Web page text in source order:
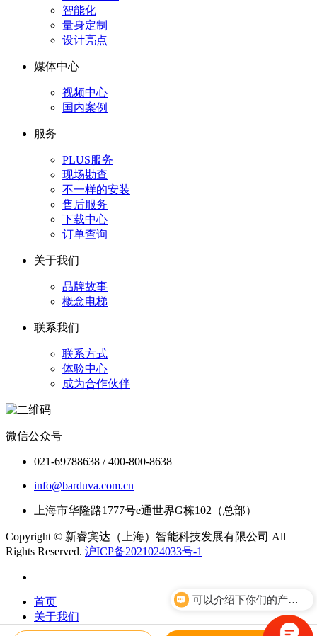
智能化
量身定制
设计亮点
媒体中心
视频中心
国内案例
服务
PLUS服务
现场勘查
不一样的安装
售后服务
下载中心
订单查询
关于我们
品牌故事
概念电梯
联系我们
联系方式
体验中心
成为合作伙伴
微信公众号
021-69788638 / 400-800-8638
info@barduva.com.cn
上海市华隆路1777号e通世界G栋102（总部）
Copyright © 新睿宾达（上海）智能科技发展有限公司 All
Rights Reserved. 沪ICP备2021024033号-1
首页
关于我们
体验中心
可以介绍下你们的产品么？